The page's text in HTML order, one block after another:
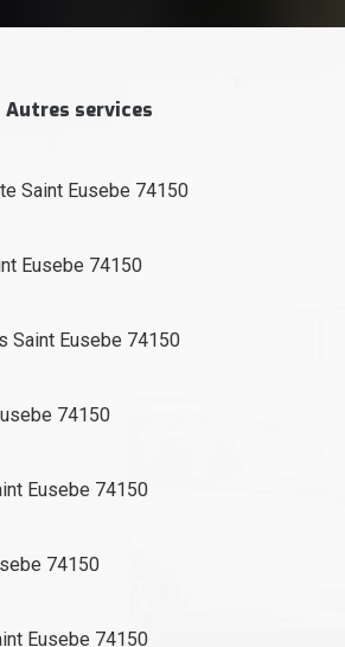
Autres services
Saint Eusebe 74150
Eusebe 74150
Saint Eusebe 74150
74150
Eusebe 74150
74150
Eusebe 74150